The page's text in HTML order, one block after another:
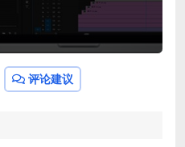
Video
评论建议